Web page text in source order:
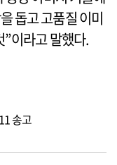
돕고 고품질 이미
”이라고 말했다.
송고